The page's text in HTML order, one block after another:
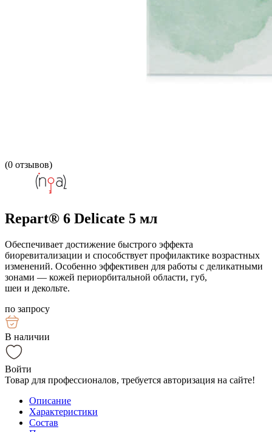
(0 отзывов)
Repart® 6 Delicate 5 мл
Обеспечивает достижение быстрого эффекта
биоревитализации и способствует профилактике возрастных
изменений. Особенно эффективен для работы с деликатными
зонами — кожей периорбитальной области, губ,
шеи и декольте.
по запросу
В наличии
Войти
Товар для профессионалов, требуется авторизация на сайте!
Описание
Характеристики
Состав